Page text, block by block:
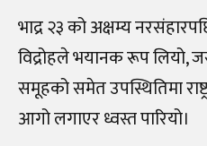
भाद्र २३ को अक्षम्य
विद्रोहले भयानक रूप लियो,
समूहको समेत उपस्थितिमा
आगो लगाएर ध्वस्त पारियो।